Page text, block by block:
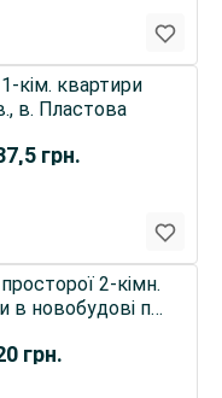
грн.
кім. квартири
в. Пластова
грн.
2-кімн.
в новобудові по